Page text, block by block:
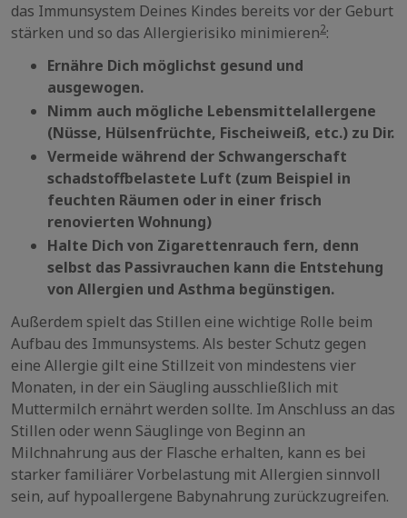
das Immunsystem Deines Kindes bereits vor der Geburt
stärken und so das Allergierisiko minimieren2:
Ernähre Dich möglichst gesund und
ausgewogen.
Nimm auch mögliche Lebensmittelallergene
(Nüsse, Hülsenfrüchte, Fischeiweiß, etc.) zu Dir.
Vermeide während der Schwangerschaft
schadstoffbelastete Luft (zum Beispiel in
feuchten Räumen oder in einer frisch
renovierten Wohnung)
Halte Dich von Zigarettenrauch fern, denn
selbst das Passivrauchen kann die Entstehung
von Allergien und Asthma begünstigen.
Außerdem spielt das Stillen eine wichtige Rolle beim
Aufbau des Immunsystems. Als bester Schutz gegen
eine Allergie gilt eine Stillzeit von mindestens vier
Monaten, in der ein Säugling ausschließlich mit
Muttermilch ernährt werden sollte. Im Anschluss an das
Stillen oder wenn Säuglinge von Beginn an
Milchnahrung aus der Flasche erhalten, kann es bei
starker familiärer Vorbelastung mit Allergien sinnvoll
sein, auf hypoallergene Babynahrung zurückzugreifen.